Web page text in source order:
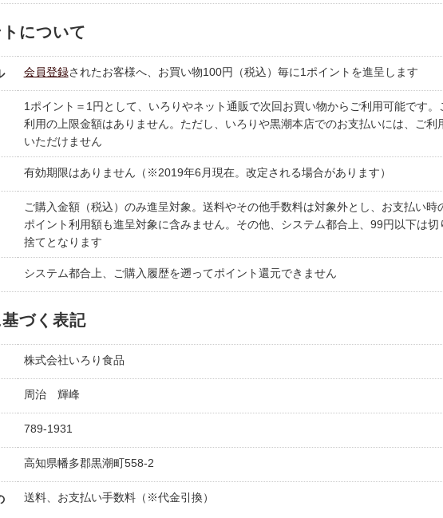
について
会員登録されたお客様へ、お買い物100円（税込）毎に1ポイントを進呈します
1ポイント＝1円として、いろりやネット通販で次回お買い物からご利用可能です。
利用の上限金額はありません。ただし、いろりや黒潮本店でのお支払いには、ご利
いただけません
有効期限はありません（※2019年6月現在。改定される場合があります）
ご購入金額（税込）のみ進呈対象。送料やその他手数料は対象外とし、お支払い時
ポイント利用額も進呈対象に含みません。その他、システム都合上、99円以下は切
捨てとなります
システム都合上、ご購入履歴を遡ってポイント還元できません
づく表記
株式会社いろり食品
周治 輝峰
789-1931
高知県幡多郡黒潮町558-2
送料、お支払い手数料（※代金引換）